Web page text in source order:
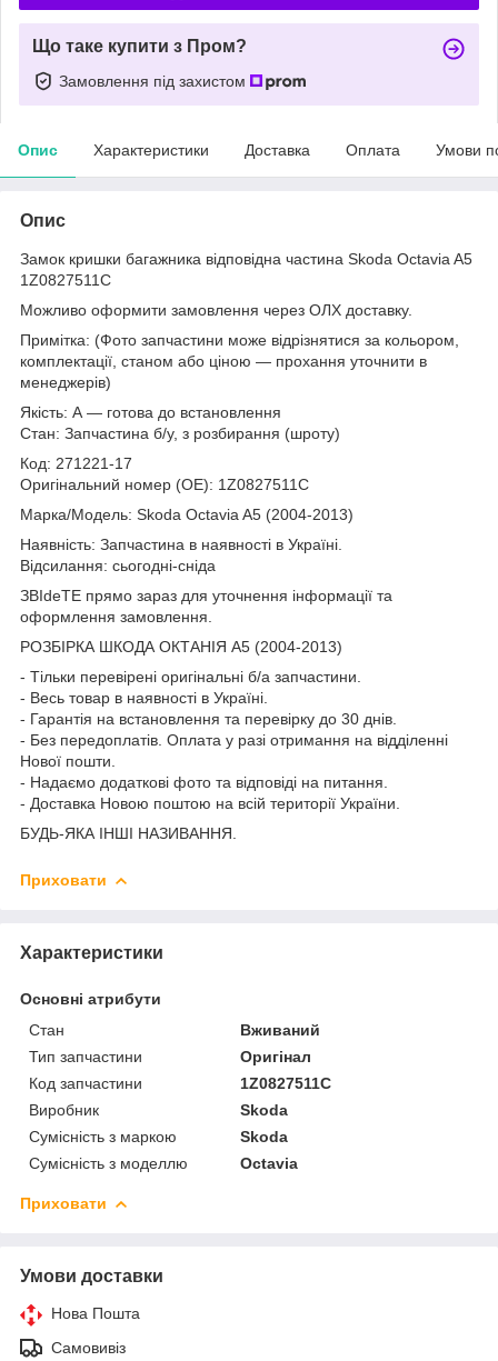
Що таке купити з Пром?
Замовлення під захистом
Опис Характеристики Доставка Оплата Умови
Опис
Замок кришки багажника відповідна частина Skoda Octavia A5
1Z0827511C
Можливо оформити замовлення через ОЛХ доставку.
Примітка: (Фото запчастини може відрізнятися за кольором,
комплектації, станом або ціною — прохання уточнити в
менеджерів)
Якість: А — готова до встановлення
Стан: Запчастина б/у, з розбирання (шроту)
Код: 271221-17
Оригінальний номер (ОЕ): 1Z0827511C
Марка/Модель: Skoda Octavia A5 (2004-2013)
Наявність: Запчастина в наявності в Україні.
Відсилання: сьогодні-сніда
ЗВІdeТЕ прямо зараз для уточнення інформації та
оформлення замовлення.
РОЗБІРКА ШКОДА ОКТАНІЯ A5 (2004-2013)
- Тільки перевірені оригінальні б/а запчастини.
- Весь товар в наявності в Україні.
- Гарантія на встановлення та перевірку до 30 днів.
- Без передоплатів. Оплата у разі отримання на відділенні
Нової пошти.
- Надаємо додаткові фото та відповіді на питання.
- Доставка Новою поштою на всій території України.
БУДЬ-ЯКА ІНШІ НАЗИВАННЯ.
Приховати
Характеристики
Основні атрибути
Стан
Вживаний
Тип запчастини
Оригінал
Код запчастини
1Z0827511C
Виробник
Skoda
Сумісність з маркою
Skoda
Сумісність з моделлю
Octavia
Приховати
Умови доставки
Нова Пошта
Самовивіз